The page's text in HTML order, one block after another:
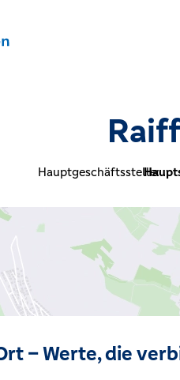
Hauptgeschäftsstelle:
– Werte, die